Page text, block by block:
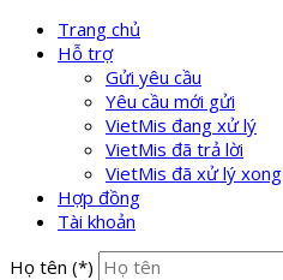
Trang chủ
Hỗ trợ
Gửi yêu cầu
Yêu cầu mới gửi
VietMis đang xử lý
VietMis đã trả lời
VietMis đã xử lý xong
Hợp đồng
Tài khoản
Họ tên (*)